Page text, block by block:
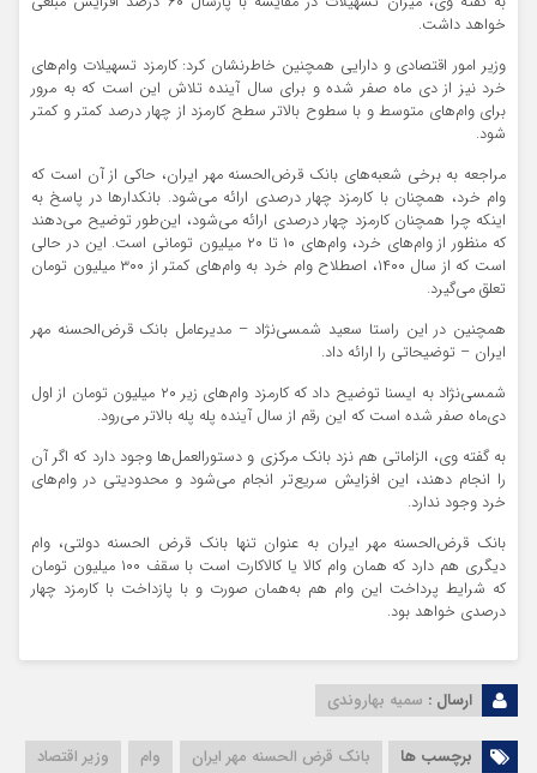
خواهد داشت.
وزیر امور اقتصادی و دارایی همچنین خاطرنشان کرد: کارمزد تسهیلات وام‌های
خرد نیز از دی ماه صفر شده و برای سال آینده تلاش این است که به‌ مرور
برای وام‌های متوسط و با سطوح بالاتر سطح کارمزد از چهار درصد کمتر و کمتر
شود.
مراجعه به برخی شعبه‌های بانک قرض‌الحسنه مهر ایران، حاکی از آن است که
وام خرد، همچنان با کارمزد چهار درصدی ارائه می‌شود. بانکدارها در پاسخ به
اینکه چرا همچنان کارمزد چهار درصدی ارائه می‌شود، این‌طور توضیح می‌دهند
که منظور از وام‌های خرد، وام‌های ۱۰ تا ۲۰ میلیون تومانی است. این در حالی
است که از سال ۱۴۰۰، اصطلاح وام خرد به وام‌های کمتر از ۳۰۰ میلیون تومان
تعلق می‌گیرد.
همچنین در این راستا سعید شمسی‌نژاد – مدیرعامل بانک قرض‌الحسنه مهر
ایران – توضیحاتی را ارائه داد.
شمسی‌نژاد به ایسنا توضیح داد که کارمزد وام‌های زیر ۲۰ میلیون تومان از اول
دی‌ماه صفر شده است که این رقم از سال آینده پله پله بالاتر می‌رود.
به گفته وی، الزاماتی هم نزد بانک مرکزی و دستورالعمل‌ها وجود دارد که اگر آن
را انجام دهند، این افزایش سریع‌تر انجام می‌شود و محدودیتی در وام‌های
خرد وجود ندارد.
بانک قرض‌الحسنه مهر ایران به عنوان تنها بانک قرض الحسنه دولتی، وام‌
دیگری هم دارد که همان وام کالا یا کالاکارت است با سقف ۱۰۰ میلیون تومان
که شرایط پرداخت این وام هم به‌همان صورت و با پازداخت با کارمزد چهار
درصدی خواهد بود.
ارسال : سمیه بهاروندی
برچسب ها بانک قرض الحسنه مهر ایران وام وزیر اقتصاد